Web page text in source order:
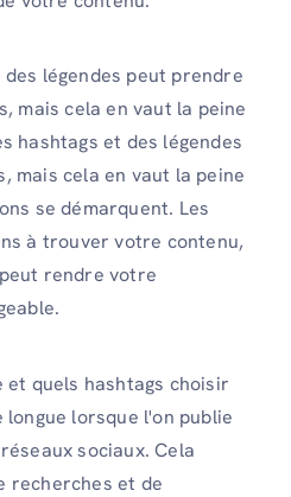
légendes peut prendre
mais cela en vaut la peine
hashtags et des légendes
mais cela en vaut la peine
se démarquent. Les
à trouver votre contenu,
rendre votre
et quels hashtags choisir
lorsque l'on publie
sociaux. Cela
recherches et de